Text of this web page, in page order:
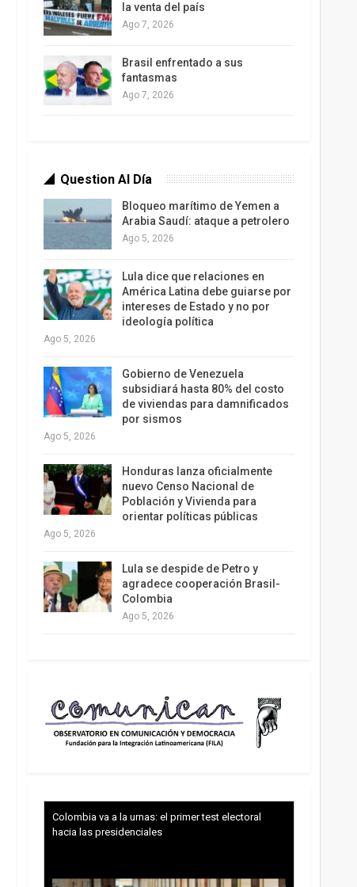
la venta del país
Ago 7, 2026
Brasil enfrentado a sus
fantasmas
Ago 7, 2026
Question Al Día
Bloqueo marítimo de Yemen a
Arabia Saudí: ataque a petrolero
Ago 5, 2026
Lula dice que relaciones en
América Latina debe guiarse por
intereses de Estado y no por
ideología política
Ago 5, 2026
Gobierno de Venezuela
subsidiará hasta 80% del costo
de viviendas para damnificados
por sismos
Ago 5, 2026
Honduras lanza oficialmente
nuevo Censo Nacional de
Población y Vivienda para
orientar políticas públicas
Ago 5, 2026
Lula se despide de Petro y
agradece cooperación Brasil-
Colombia
Ago 5, 2026
Colombia va a la urnas: el primer test electoral
hacia las presidenciales